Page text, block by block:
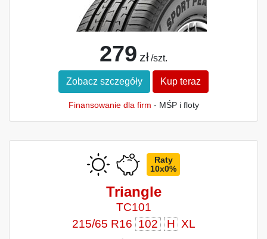
279 zł /szt.
Zobacz szczegóły Kup teraz
Finansowanie dla firm - MŚP i floty
Raty
10x0%
Triangle
TC101
215/65 R16 102 H XL